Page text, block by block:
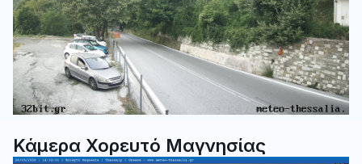
Κάμερα Χορευτό Μαγνησίας